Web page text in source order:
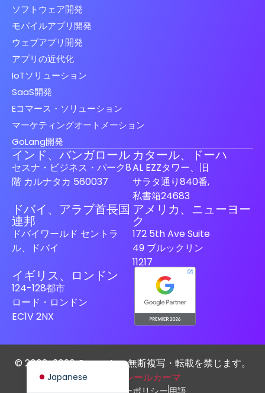
ソフトウェア開発
モバイルアプリ開発
ウェブアプリ開発
アプリの近代化
IoTソリューション
SaaS開発
Eコマース・ソリューション
マーケティングオートメーション
GoLang開発
インド、バンガロール
セスナ・ビジネス・パーク8
階 カルナタカ 560037
カタール、ドーハ
AL EZZタワー、旧
サラタ通り840番,
私書箱24683
ドバイ、アラブ首長国
連邦
ドバイワールド セントラ
ル、ドバイ
アメリカ、ニューヨー
ク
172 5th Ave Suite
49 ブルックリン
11217
イギリス、ロンドン
124-128都市
ロード・ロンドン
EC1V 2NX
© 2003-2026 Carmatec.無断複写・転載を禁じます。
デザイン
レールカーマ
Japanese
English
Italian
French
German
Swedish
Spanish (Spain)